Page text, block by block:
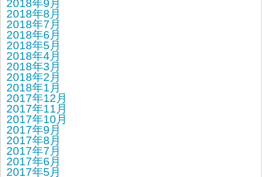
2018年9月
2018年8月
2018年7月
2018年6月
2018年5月
2018年4月
2018年3月
2018年2月
2018年1月
2017年12月
2017年11月
2017年10月
2017年9月
2017年8月
2017年7月
2017年6月
2017年5月